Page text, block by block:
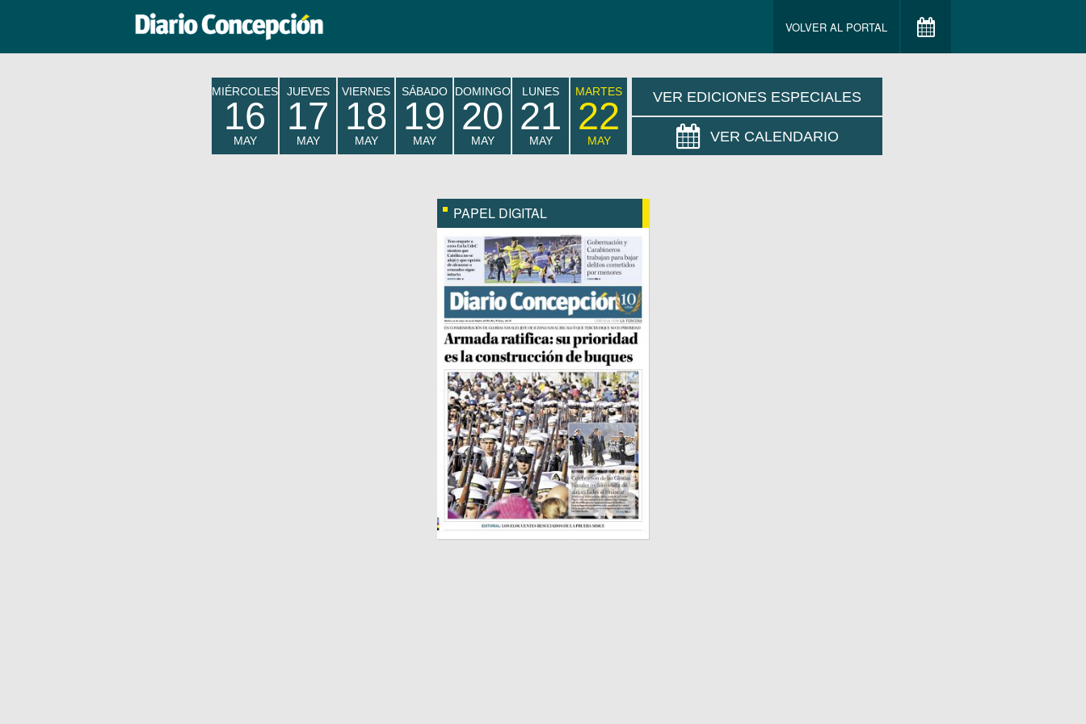
VOLVER AL PORTAL
MIÉRCOLES
16
MAY
JUEVES
17
MAY
VIERNES
18
MAY
SÁBADO
19
MAY
DOMINGO
20
MAY
LUNES
21
MAY
MARTES
22
MAY
VER EDICIONES ESPECIALES
VER CALENDARIO
PAPEL DIGITAL